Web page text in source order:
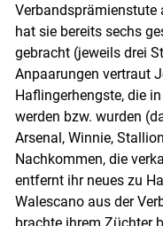
Verbandsprämienstute
hat sie bereits sechs
gebracht (jeweils drei
Anpaarungen vertraut
Haflingerhengste, die
werden bzw. wurden
Arsenal, Winnie,
Nachkommen, die
entfernt ihr neues zu
Walescano aus der
brachte ihrem Züchter